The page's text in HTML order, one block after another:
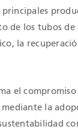
de los tubos de
la
el compromiso
la